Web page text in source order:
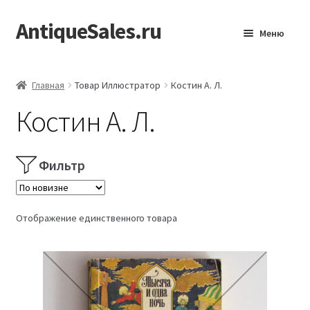
Перейти
к
Перейти
к
AntiqueSales.ru Меню
Главная Товар Иллюстратор Костин А. Л.
Костин А. Л.
Фильтр
Отображение единственного товара